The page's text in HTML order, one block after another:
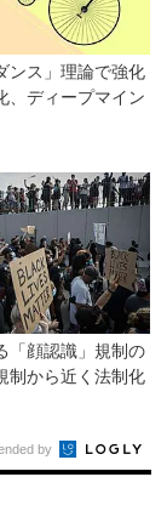
ンス」理論で強化
、ディープマイン
「顔認識」規制の
制から近く法制化
by